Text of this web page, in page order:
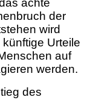
achte
der
wird
Urteile
auf
werden.
des